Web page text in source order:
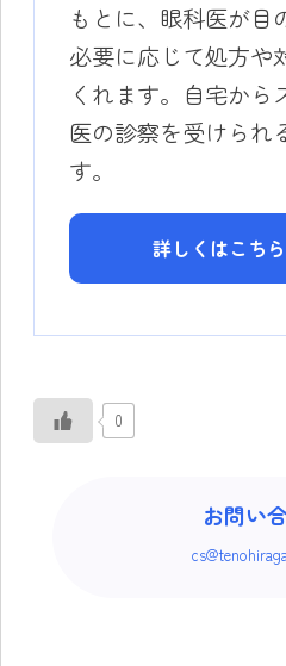
もとに、眼科医が目
必要に応じて処方や
くれます。自宅から
医の診察を受けられ
す。
詳しくはこち
0
お問い